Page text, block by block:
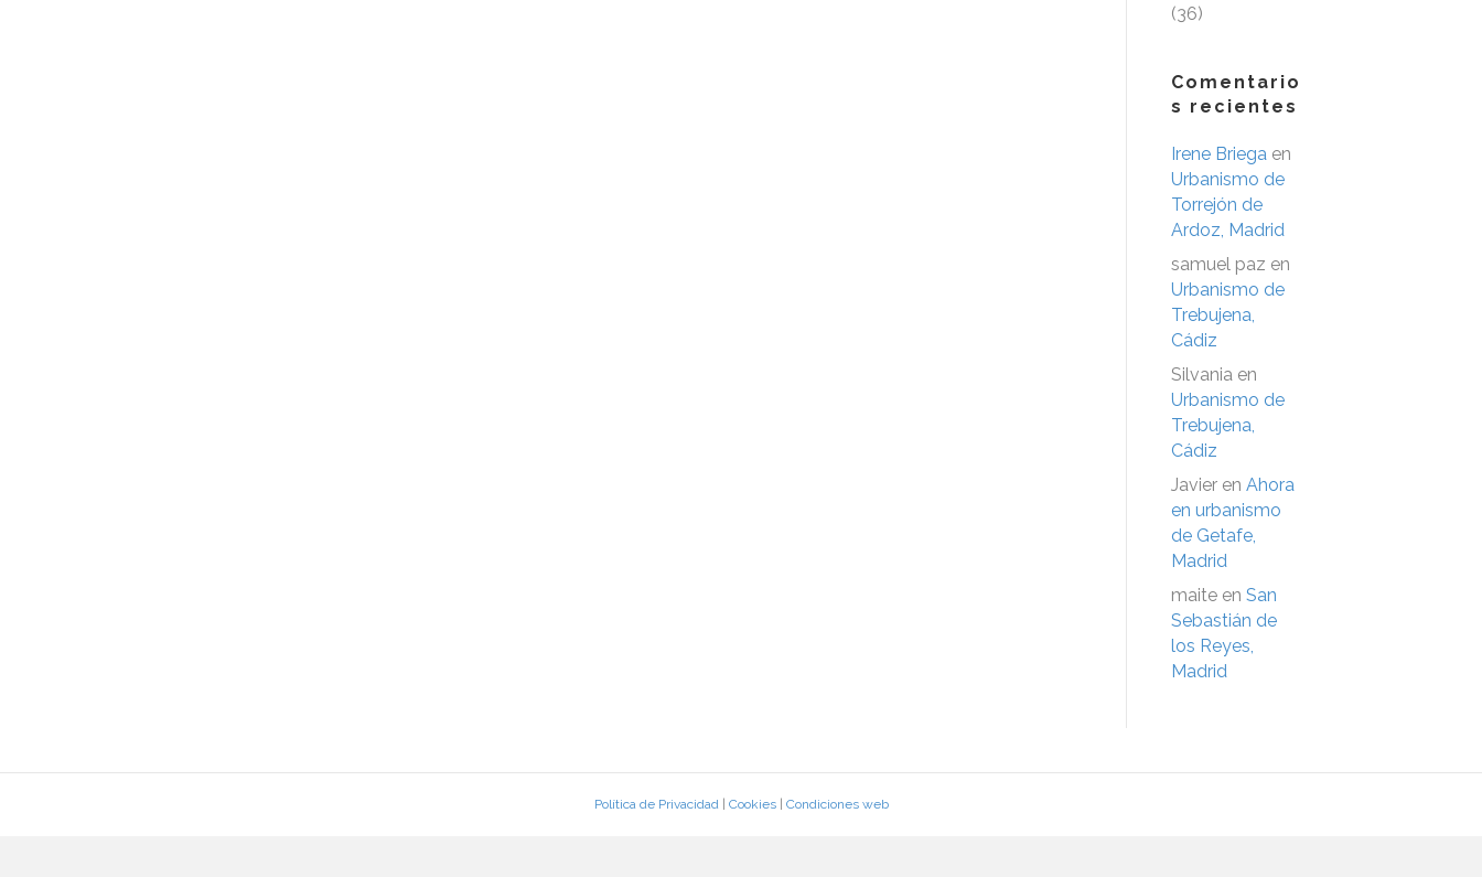
(36)
Comentario
s recientes
Irene Briega en
Urbanismo de
Torrejón de
Ardoz, Madrid
samuel paz en
Urbanismo de
Trebujena,
Cádiz
Silvania en
Urbanismo de
Trebujena,
Cádiz
Javier en Ahora
en urbanismo
de Getafe,
Madrid
maite en San
Sebastián de
los Reyes,
Madrid
Política de Privacidad| Cookies| Condiciones web